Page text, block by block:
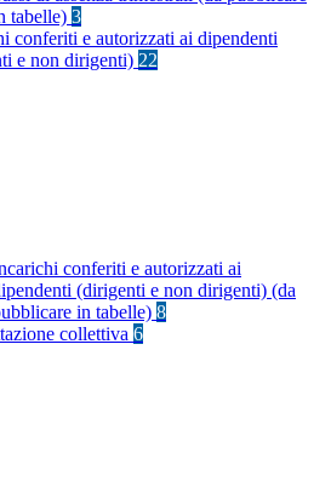
tabelle) 3
conferiti e autorizzati ai dipendenti
e non dirigenti) 22
conferiti e autorizzati ai
(dirigenti e non dirigenti) (da
in tabelle) 8
collettiva 6